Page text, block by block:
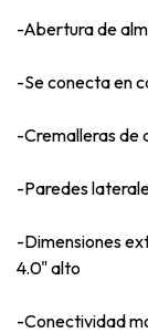
-Abertura de
-Se conecta en
-Cremalleras de
-Paredes
-Dimensiones
4.0" alto
-Conectividad